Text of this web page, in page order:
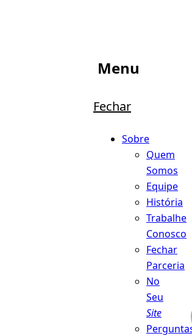
Menu
Fechar
Sobre
Quem
Somos
Equipe
História
Trabalhe
Conosco
Fechar
Parceria
No
Seu
Site